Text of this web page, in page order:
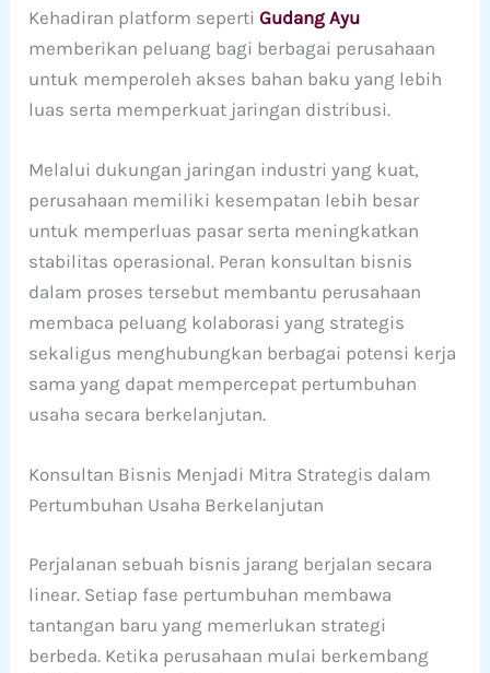
Kehadiran platform sepertiGudang Ayu
memberikan peluang bagi berbagai perusahaan
untuk memperoleh akses bahan baku yang lebih
luas serta memperkuat jaringan distribusi.
Melalui dukungan jaringan industri yang kuat,
perusahaan memiliki kesempatan lebih besar
untuk memperluas pasar serta meningkatkan
stabilitas operasional. Peran konsultan bisnis
dalam proses tersebut membantu perusahaan
membaca peluang kolaborasi yang strategis
sekaligus menghubungkan berbagai potensi kerja
sama yang dapat mempercepat pertumbuhan
usaha secara berkelanjutan.
Konsultan Bisnis Menjadi Mitra Strategis dalam
Pertumbuhan Usaha Berkelanjutan
Perjalanan sebuah bisnis jarang berjalan secara
linear. Setiap fase pertumbuhan membawa
tantangan baru yang memerlukan strategi
berbeda. Ketika perusahaan mulai berkembang